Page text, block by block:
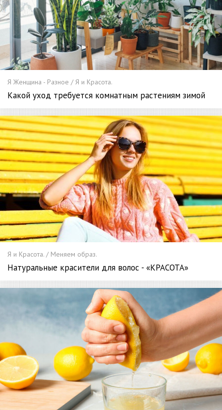
Я Женщина - Разное / Я и Красота.
Какой уход требуется комнатным растениям зимой
Я и Красота. / Меняем образ.
Натуральные красители для волос - «КРАСОТА»